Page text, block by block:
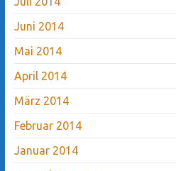
Juni 2014
Mai 2014
April 2014
März 2014
Februar 2014
Januar 2014